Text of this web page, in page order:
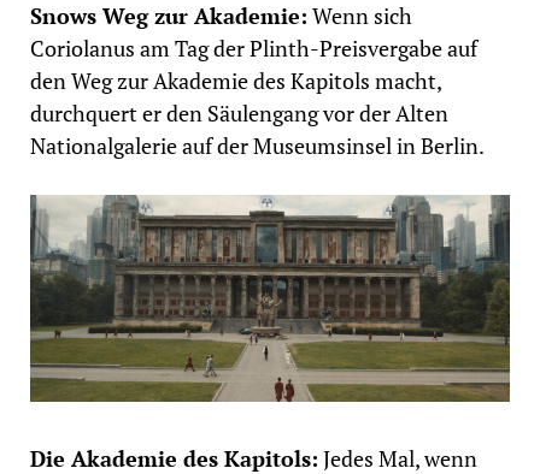
Snows Weg zur Akademie: Wenn sich
Coriolanus am Tag der Plinth-Preisvergabe auf
den Weg zur Akademie des Kapitols macht,
durchquert er den Säulengang vor der Alten
Nationalgalerie auf der Museumsinsel in Berlin.
Die Akademie des Kapitols: Jedes Mal, wenn